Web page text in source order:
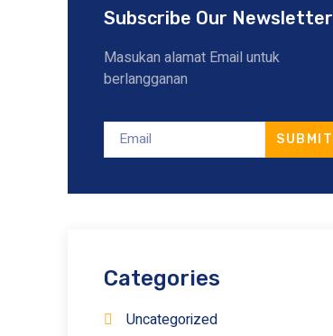
Subscribe Our Newsletter
Masukan alamat Email untuk
berlangganan
SUBMIT
Categories
Uncategorized